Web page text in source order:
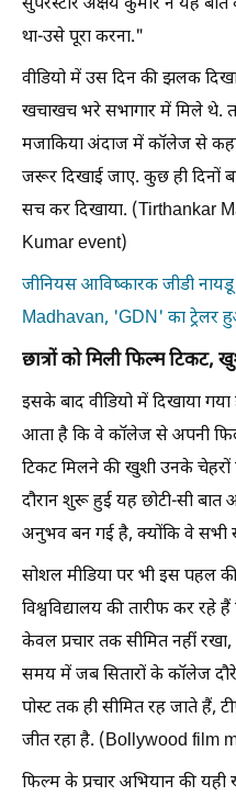
सुपरस्टार अक्षय कुमार ने यह बात
था-उसे पूरा करना."
वीडियो में उस दिन की झलक
खचाखच भरे सभागार में मिले थे.
मजाकिया अंदाज में कॉलेज से
जरूर दिखाई जाए. कुछ ही दिनों
सच कर दिखाया. (Tirthankar
Kumar event)
जीनियस आविष्कारक जीडी
Madhavan, 'GDN' का ट्रेलर
छात्रों को मिली फिल्म टिकट,
इसके बाद वीडियो में दिखाया
आता है कि वे कॉलेज से अपनी
टिकट मिलने की खुशी उनके चेहरों
दौरान शुरू हुई यह छोटी-सी बात
अनुभव बन गई है, क्योंकि वे
सोशल मीडिया पर भी इस पहल
विश्वविद्यालय की तारीफ कर
केवल प्रचार तक सीमित नहीं
समय में जब सितारों के कॉलेज
पोस्ट तक ही सीमित रह जाते हैं,
जीत रहा है. (Bollywood film
फिल्म के प्रचार अभियान की